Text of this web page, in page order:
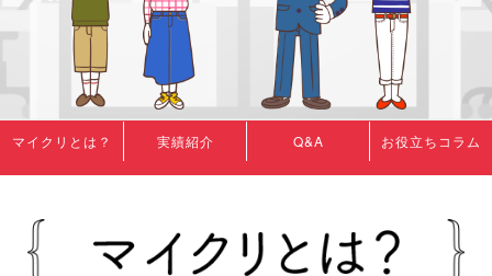
マイクリとは？ 実績紹介 Q&A お役立ちコラム